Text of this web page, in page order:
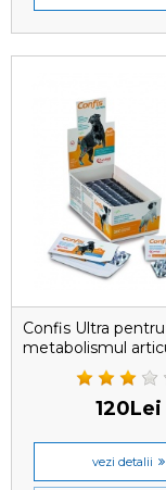
Confis Ultra pentru
metabolismul
câinelui, 10 tablete
120Lei
vezi detalii